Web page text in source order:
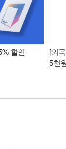
할인
[외
5천원